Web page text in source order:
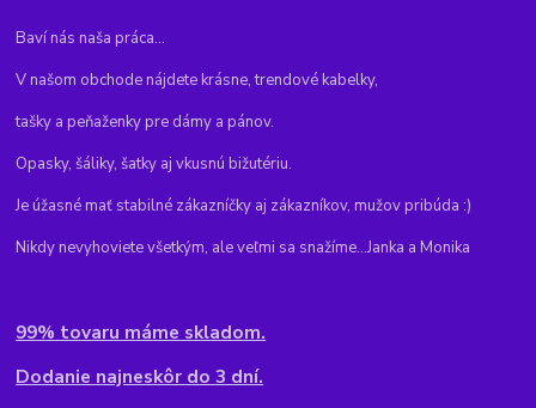
Baví nás naša práca...
V našom obchode nájdete krásne, trendové kabelky,
tašky a peňaženky pre dámy a pánov.
Opasky, šáliky, šatky aj vkusnú bižutériu.
Je úžasné mať stabilné zákazníčky aj zákazníkov, mužov pribúda :)
Nikdy nevyhoviete všetkým, ale veľmi sa snažíme...Janka a Monika
99% tovaru máme skladom.
Dodanie najneskôr do 3 dní.